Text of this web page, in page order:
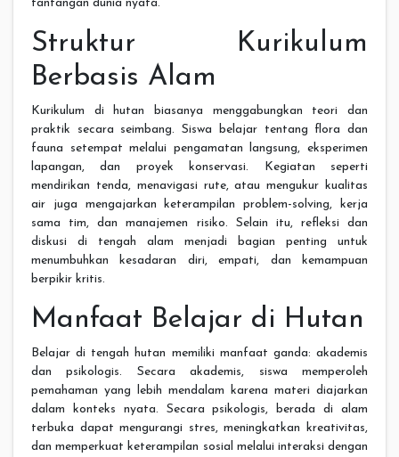
tantangan dunia nyata.
Struktur Kurikulum
Berbasis Alam
Kurikulum di hutan biasanya menggabungkan teori dan
praktik secara seimbang. Siswa belajar tentang flora dan
fauna setempat melalui pengamatan langsung, eksperimen
lapangan, dan proyek konservasi. Kegiatan seperti
mendirikan tenda, menavigasi rute, atau mengukur kualitas
air juga mengajarkan keterampilan problem-solving, kerja
sama tim, dan manajemen risiko. Selain itu, refleksi dan
diskusi di tengah alam menjadi bagian penting untuk
menumbuhkan kesadaran diri, empati, dan kemampuan
berpikir kritis.
Manfaat Belajar di Hutan
Belajar di tengah hutan memiliki manfaat ganda: akademis
dan psikologis. Secara akademis, siswa memperoleh
pemahaman yang lebih mendalam karena materi diajarkan
dalam konteks nyata. Secara psikologis, berada di alam
terbuka dapat mengurangi stres, meningkatkan kreativitas,
dan memperkuat keterampilan sosial melalui interaksi dengan